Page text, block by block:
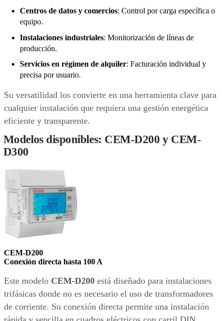
Centros de datos y comercios: Control por carga específica o
equipo.
Instalaciones industriales: Monitorización de líneas de
producción.
Servicios en régimen de alquiler: Facturación individual y
precisa por usuario.
Su versatilidad los convierte en una herramienta clave para
cualquier instalación que requiera una gestión energética
eficiente y transparente.
Modelos disponibles: CEM-D200 y CEM-
D300
CEM-D200
Conexión directa hasta 100 A
Este modelo CEM-D200 está diseñado para instalaciones
trifásicas donde no es necesario el uso de transformadores
de corriente. Su conexión directa permite una instalación